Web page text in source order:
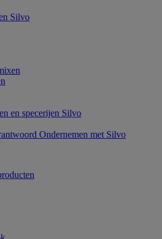
Silvo
en specerijen Silvo
Ondernemen met Silvo